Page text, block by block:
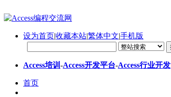
设为首页|收藏本站|繁体中文|手机版
Access培训 -Access开发平台-Access行业开发
首页